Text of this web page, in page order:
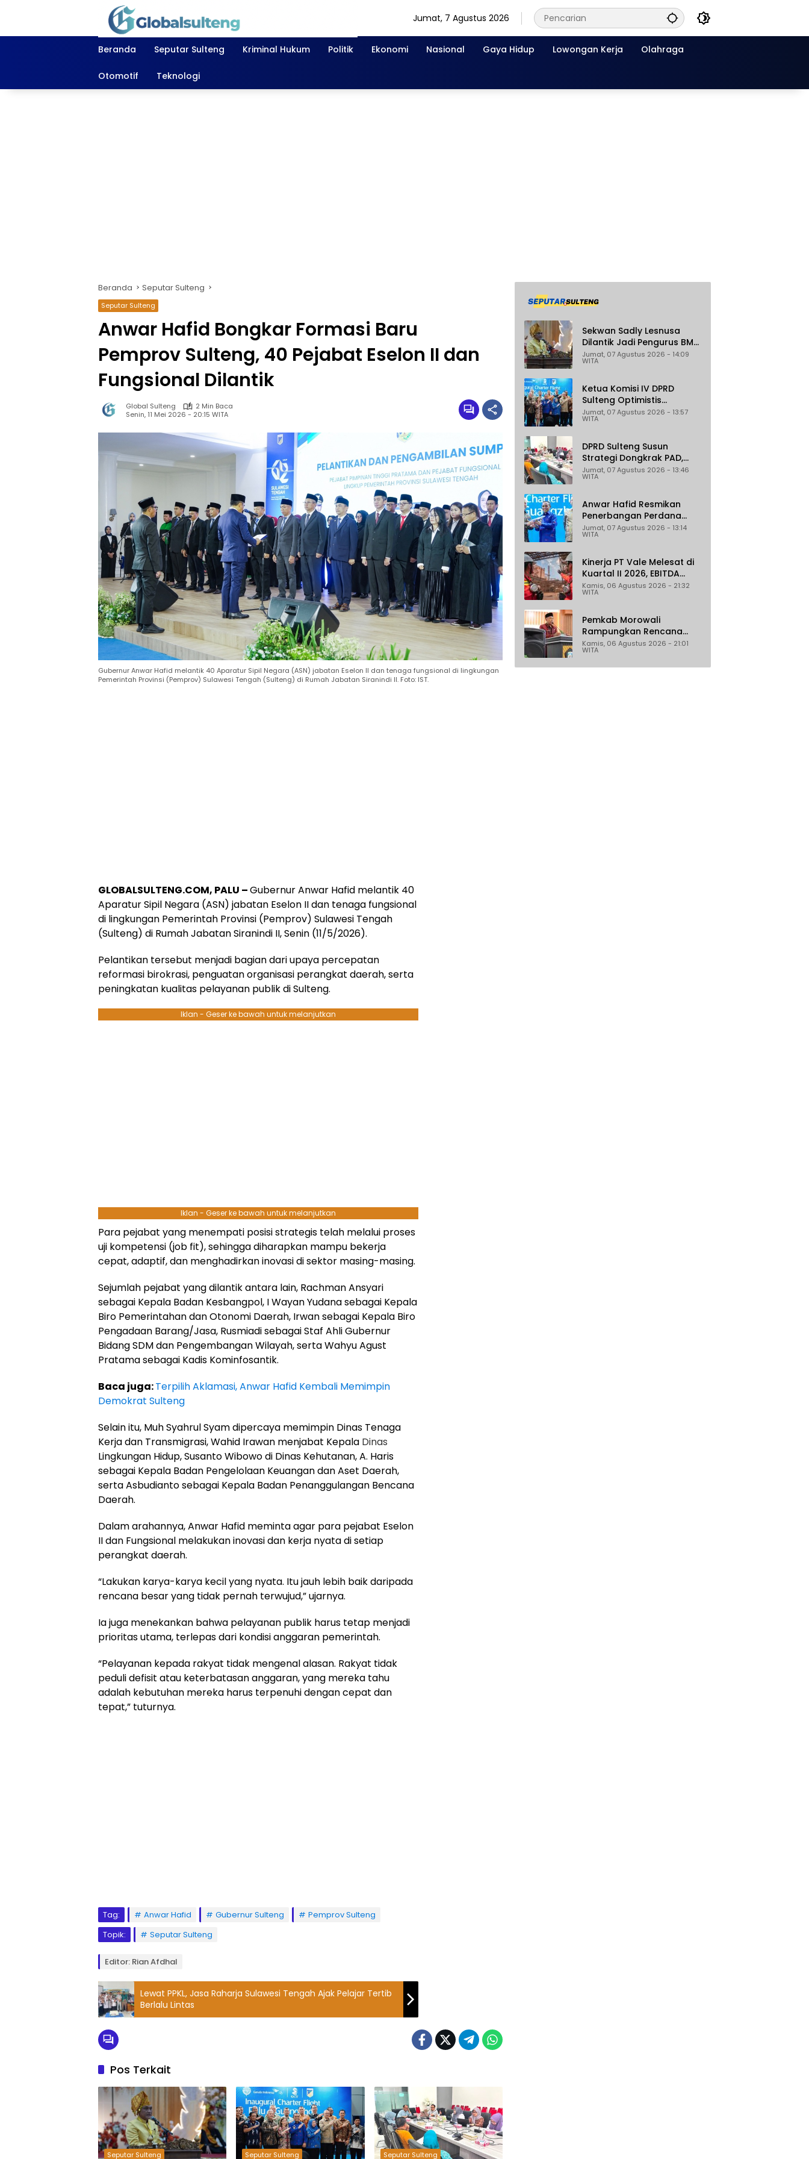
Jumat, 7 Agustus 2026
Beranda Seputar Sulteng Kriminal Hukum Politik Ekonomi Nasional Gaya Hidup Lowongan Kerja Olahraga
Otomotif Teknologi
Beranda Seputar Sulteng
Seputar Sulteng
Anwar Hafid Bongkar Formasi Baru
Pemprov Sulteng, 40 Pejabat Eselon II dan
Fungsional Dilantik
Global Sulteng
2 Min Baca
Senin, 11 Mei 2026 - 20:15 WITA
Gubernur Anwar Hafid melantik 40 Aparatur Sipil Negara (ASN) jabatan Eselon II dan tenaga fungsional di lingkungan
Pemerintah Provinsi (Pemprov) Sulawesi Tengah (Sulteng) di Rumah Jabatan Siranindi II. Foto: IST.
GLOBALSULTENG.COM, PALU –Gubernur Anwar Hafid melantik 40
Aparatur Sipil Negara (ASN) jabatan Eselon II dan tenaga fungsional
di lingkungan Pemerintah Provinsi (Pemprov) Sulawesi Tengah
(Sulteng) di Rumah Jabatan Siranindi II, Senin (11/5/2026).
Pelantikan tersebut menjadi bagian dari upaya percepatan
reformasi birokrasi, penguatan organisasi perangkat daerah, serta
peningkatan kualitas pelayanan publik di Sulteng.
Iklan - Geser ke bawah untuk melanjutkan
Iklan - Geser ke bawah untuk melanjutkan
Para pejabat yang menempati posisi strategis telah melalui proses
uji kompetensi (job fit), sehingga diharapkan mampu bekerja
cepat, adaptif, dan menghadirkan inovasi di sektor masing-masing.
Sejumlah pejabat yang dilantik antara lain, Rachman Ansyari
sebagai Kepala Badan Kesbangpol, I Wayan Yudana sebagai Kepala
Biro Pemerintahan dan Otonomi Daerah, Irwan sebagai Kepala Biro
Pengadaan Barang/Jasa, Rusmiadi sebagai Staf Ahli Gubernur
Bidang SDM dan Pengembangan Wilayah, serta Wahyu Agust
Pratama sebagai Kadis Kominfosantik.
Baca juga:Terpilih Aklamasi, Anwar Hafid Kembali Memimpin
Demokrat Sulteng
Selain itu, Muh Syahrul Syam dipercaya memimpin Dinas Tenaga
Kerja dan Transmigrasi, Wahid Irawan menjabat Kepala Dinas
Lingkungan Hidup, Susanto Wibowo di Dinas Kehutanan, A. Haris
sebagai Kepala Badan Pengelolaan Keuangan dan Aset Daerah,
serta Asbudianto sebagai Kepala Badan Penanggulangan Bencana
Daerah.
Dalam arahannya, Anwar Hafid meminta agar para pejabat Eselon
II dan Fungsional melakukan inovasi dan kerja nyata di setiap
perangkat daerah.
“Lakukan karya-karya kecil yang nyata. Itu jauh lebih baik daripada
rencana besar yang tidak pernah terwujud,” ujarnya.
Ia juga menekankan bahwa pelayanan publik harus tetap menjadi
prioritas utama, terlepas dari kondisi anggaran pemerintah.
“Pelayanan kepada rakyat tidak mengenal alasan. Rakyat tidak
peduli defisit atau keterbatasan anggaran, yang mereka tahu
adalah kebutuhan mereka harus terpenuhi dengan cepat dan
tepat,” tuturnya.
Tag: Anwar Hafid Gubernur Sulteng
Pemprov Sulteng
Topik:
Seputar Sulteng
Editor: Rian Afdhal
Lewat PPKL, Jasa Raharja Sulawesi Tengah Ajak Pelajar Tertib
Berlalu Lintas
Pos Terkait
Seputar Sulteng Seputar Sulteng Seputar Sulteng
Sekwan Sadly Lesnusa
Dilantik Jadi Pengurus BMA
Sulteng Periode 2026–2031
Jumat, 07 Agustus 2026 - 14:09
WITA
Ketua Komisi IV DPRD
Sulteng Optimistis
Penerbangan Palu–
Guangzhou Dongkrak
Jumat, 07 Agustus 2026 - 13:57
WITA
DPRD Sulteng Susun
Strategi Dongkrak PAD,
Target Daerah Jadi
Pengelola Sekaligus
Jumat, 07 Agustus 2026 - 13:46
WITA
Anwar Hafid Resmikan
Penerbangan Perdana
Palu-Guangzhou, Sejumlah
Maskapai Jajaki Rute
Jumat, 07 Agustus 2026 - 13:14
WITA
Kinerja PT Vale Melesat di
Kuartal II 2026, EBITDA
Tumbuh 45 Persen
Kamis, 06 Agustus 2026 - 21:32
WITA
Pemkab Morowali
Rampungkan Rencana
Induk Iptek, Fokus pada
Riset dan Inovasi Daerah
Kamis, 06 Agustus 2026 - 21:01
WITA